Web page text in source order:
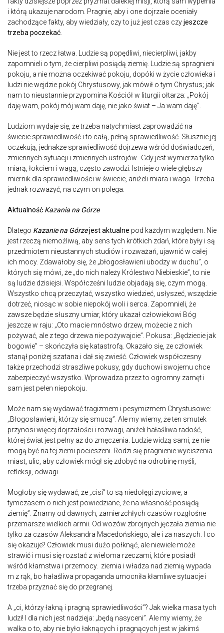
i którą ukazuje narodom. Pragnie, aby i one dojrzałe oceniały
zachodzące fakty, aby wiedziały, czy to już jest czas czyjeszcze
trzeba poczekać
Nie jest to rzecz łatwa. Ludzie są popędliwi, niecierpliwi, jakby
zapomnieli o tym, że cierpliwi posiądą ziemię. Ludzie są spragnieni
pokoju, a nie można oczekiwać pokoju, dopóki w życie człowieka i
ludzi nie wejdzie pokój Chrystusowy, jak mówił o tym Chrystus; jak
nam to nieustannie przypomina Kościół w liturgii ołtarza: „Pokój
daję wam, pokój mój wam daję, nie jako świat – Ja wam daję”.
Ludziom wydaje się, że trzeba natychmiast zaprowadzić na
świecie sprawiedliwość i to całą, pełną sprawiedliwość. Słusznie jej
oczekują, jednakże sprawiedliwość dojrzewa wśród doświadczeń,
zmiennych sytuacji i zmiennych ustrojów. Gdy jest wymierza tylko
miarą, łokciem i wagą, często zawodzi. Istnieje o wiele głębszy
miernik dla sprawiedliwości w świecie, aniżeli miara i waga. Trzeba
jednak rozważyć, na czym on polega.
Aktualność Kazania na Górze
Dlatego Kazanie na Górzejest aktualne pod każdym względem. Nie
jest rzeczą niemożliwą, aby sens tych krótkich zdań, które były i są
przedmiotem nieustannych studiów i rozważań, ujawnić w całej
ich mocy. Zdawałoby się, że „błogosławieni ubodzy w duchu”, o
których się mówi, że „do nich należy Królestwo Niebieskie”, to nie
są ludzie dzisiejsi. Współcześni ludzie objadają się, czym mogą.
Wszystko chcą przeczytać, wszystko wiedzieć, usłyszeć, wszędzie
dotrzeć, niosąc w sobie niepokój woli i serca. Zapomnieli, że
zawsze będzie słuszny umiar, który ukazał człowiekowi Bóg
jeszcze w raju: „Oto macie mnóstwo drzew, możecie z nich
pożywać, ale z tego drzewa nie pożywajcie”. Pokusa: „Będziecie jak
bogowie” – skończyła się katastrofą. Okazało się, ze człowiek
stanął poniżej szatana i dał się zwieść. Człowiek współczesny
także przechodzi straszliwe pokusy, gdy duchowi swojemu chce
zabezpieczyć wszystko. Wprowadza przez to ogromny zamęt i
sam jest pełen niepokoju.
Może nam się wydawać tragizmem i pesymizmem Chrystusowe:
„Błogosławieni, którzy się smucą”. Ale my wiemy, że ten smutek
przynosi więcej dojrzałości i rozwagi, aniżeli hałaśliwa radość,
której świat jest pełny aż do zmęczenia. Ludzie widzą sami, że nie
mogą być na tej ziemi pocieszeni. Rodzi się pragnienie wyciszenia
miast, ulic, aby człowiek mógł się zdobyć na odrobinę myśli,
refleksji, odwagi.
Mogłoby się wydawać, że „cisi” to są niedołęgi życiowe, a
tymczasem o nich jest powiedziane, że na własność posiądą
ziemię”. Znamy od dawnych, zamierzchłych czasów rozgłośne
przemarsze wielkich armii. Od wozów zbrojnych jęczała ziemia nie
tylko za czasów Aleksandra Macedońskiego, ale i za naszych. I co
się okazuje? Człowiek musi dużo połknąć, ale niewiele może
strawić i musi się rozstać z wieloma rzeczami, które posiadł
wśród kłamstwa i przemocy. ziemia i władza nad ziemią wypada
m z rąk, bo hałaśliwa propaganda umocniła kłamliwe sytuacje i
trzeba przyznać się do przegranej.
A „ci, którzy łakną i pragną sprawiedliwości”? Jak wielka masa tych
ludzi! I dla nich jest nadzieja: „będą nasyceni”. Ale my wiemy, że
walka o to, aby nie było łaknących i pragnących jest w jakimś